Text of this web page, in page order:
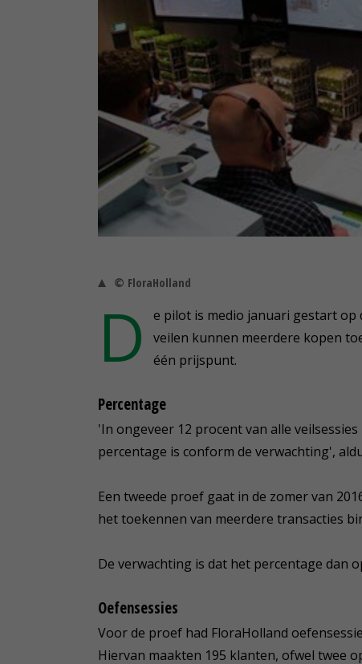
© FloraHolland
D
e pilot is medio januari gestart
veilen kunnen meerdere kopen
één prijspunt.
Percentage
'In ongeveer 12 procent van alle
percentage is conform de verwachting',
Een tweede proef gaat in de zomer van
het toekennen van meerdere transacties
De verwachting is dat het percentage dan
Oefensessies
Voor de proef had FloraHolland
Hiervan maakten 195 klanten, ofwel twee